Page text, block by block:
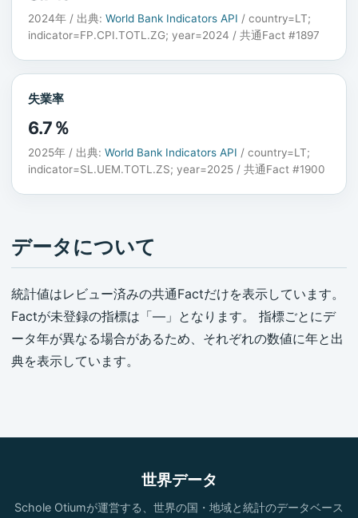
2024年 / 出典: World Bank Indicators API / country=LT;
indicator=FP.CPI.TOTL.ZG; year=2024 / 共通Fact #1897
失業率
6.7％
2025年 / 出典: World Bank Indicators API / country=LT;
indicator=SL.UEM.TOTL.ZS; year=2025 / 共通Fact #1900
データについて
統計値はレビュー済みの共通Factだけを表示しています。
Factが未登録の指標は「—」となります。 指標ごとにデ
ータ年が異なる場合があるため、それぞれの数値に年と出
典を表示しています。
世界データ
Schole Otiumが運営する、世界の国・地域と統計のデータベース